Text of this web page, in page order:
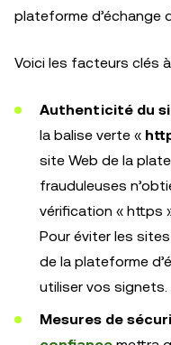
plateforme d’échange
Voici les facteurs clés
Authenticité du
la balise verte «
site Web de la
frauduleuses
vérification « https
Pour éviter les
de la plateforme
utiliser vos signets.
Mesures de